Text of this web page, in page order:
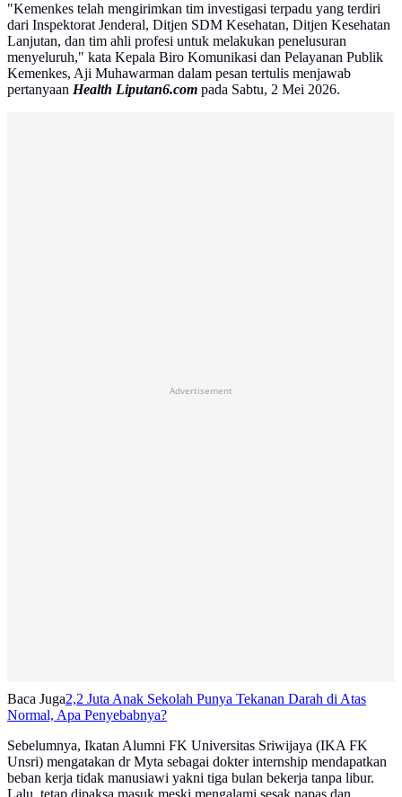
"Kemenkes telah mengirimkan tim investigasi terpadu yang terdiri
dari Inspektorat Jenderal, Ditjen SDM Kesehatan, Ditjen Kesehatan
Lanjutan, dan tim ahli profesi untuk melakukan penelusuran
menyeluruh," kata Kepala Biro Komunikasi dan Pelayanan Publik
Kemenkes, Aji Muhawarman dalam pesan tertulis menjawab
pertanyaan Health Liputan6.com pada Sabtu, 2 Mei 2026.
Advertisement
Baca Juga2,2 Juta Anak Sekolah Punya Tekanan Darah di Atas
Normal, Apa Penyebabnya?
Sebelumnya, Ikatan Alumni FK Universitas Sriwijaya (IKA FK
Unsri) mengatakan dr Myta sebagai dokter internship mendapatkan
beban kerja tidak manusiawi yakni tiga bulan bekerja tanpa libur.